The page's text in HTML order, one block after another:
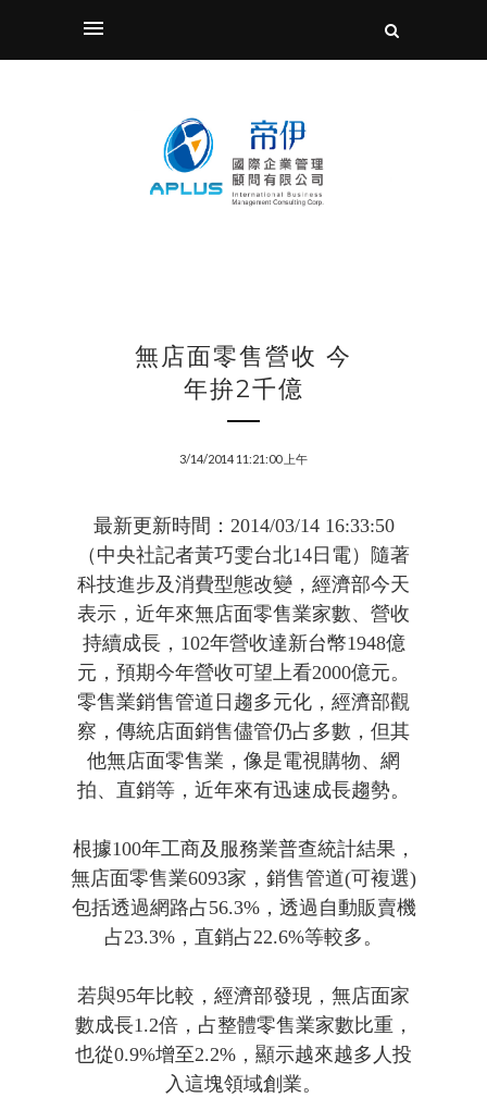
無店面零售營收 今
年拚2千億
3/14/2014 11:21:00 上午
最新更新時間：2014/03/14 16:33:50
（中央社記者黃巧雯台北14日電）隨著
科技進步及消費型態改變，經濟部今天
表示，近年來無店面零售業家數、營收
持續成長，102年營收達新台幣1948億
元，預期今年營收可望上看2000億元。
零售業銷售管道日趨多元化，經濟部觀
察，傳統店面銷售儘管仍占多數，但其
他無店面零售業，像是電視購物、網
拍、直銷等，近年來有迅速成長趨勢。
根據100年工商及服務業普查統計結果，
無店面零售業6093家，銷售管道(可複選)
包括透過網路占56.3%，透過自動販賣機
占23.3%，直銷占22.6%等較多。
若與95年比較，經濟部發現，無店面家
數成長1.2倍，占整體零售業家數比重，
也從0.9%增至2.2%，顯示越來越多人投
入這塊領域創業。